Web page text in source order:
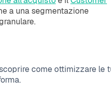
a una segmentazione
come ottimizzare le